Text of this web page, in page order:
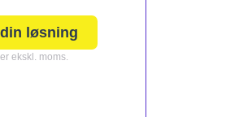
løsning
ekskl. moms.